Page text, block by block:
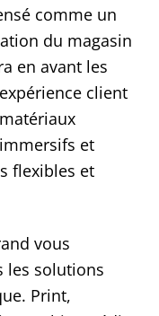
comme un
du magasin
en avant les
client
et
flexibles et
vous
les solutions
Print,